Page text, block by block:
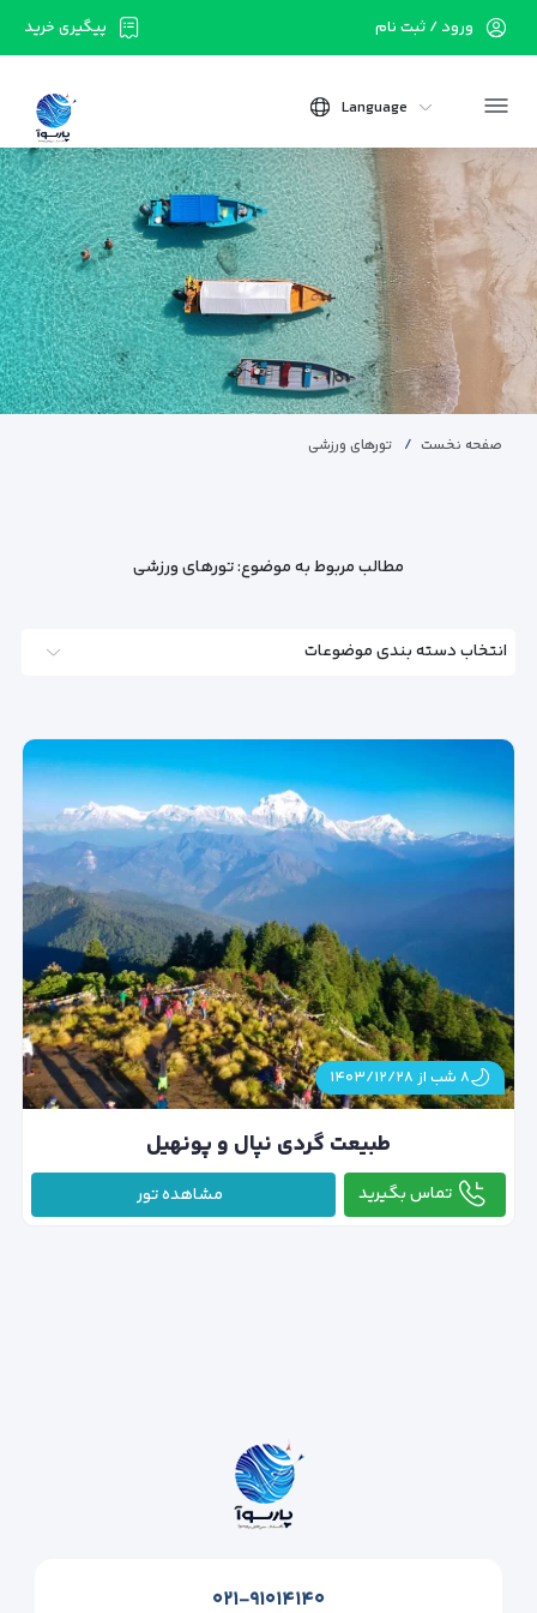
پیگیری خرید ورود / ثبت نام
Language
صفحه نخست تورهای ورزشی
مطالب مربوط به موضوع:تورهای ورزشی
انتخاب دسته بندی موضوعات
۸ شب از ۱۴۰۳/۱۲/۲۸
طبیعت گردی نپال و پونهیل
تماس بگیرید مشاهده تور
۰۲۱-۹۱۰۱۴۱۴۰